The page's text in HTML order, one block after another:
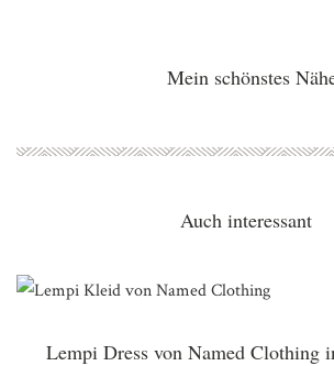
Mein schönstes
Auch interessant
Lempi Dress von Named Clothing